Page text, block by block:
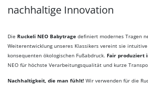
nachhaltige Innovation
Die Ruckeli NEO Babytrage definiert modernes Tragen
Weiterentwicklung unseres Klassikers vereint sie
konsequenten ökologischen Fußabdruck. Fair produziert
NEO für höchste Verarbeitungsqualität und kurze
Nachhaltigkeit, die man fühlt! Wir verwenden für die